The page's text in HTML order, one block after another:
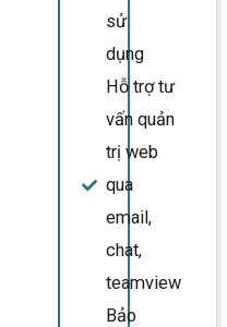
sử
dụng
Hỗ trợ tư
vấn quản
trị web
qua
email,
chat,
teamview
Bảo